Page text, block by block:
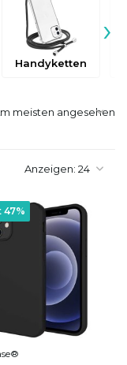
Handyketten
›
Anzeigen:
47%